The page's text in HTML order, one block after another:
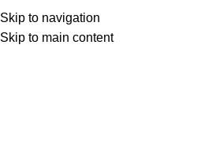
Skip to navigation
Skip to main content